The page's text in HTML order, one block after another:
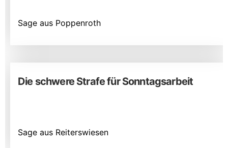
Sage aus Poppenroth
Die schwere Strafe für Sonntagsarbeit
Sage aus Reiterswiesen